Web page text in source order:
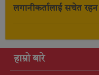
लगानीकर्तालाई सचेत
हाम्रो बारे